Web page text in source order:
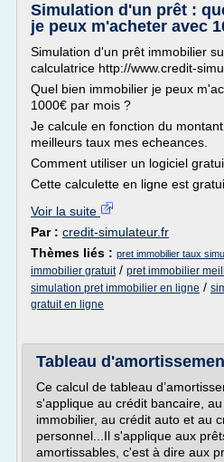
Simulation d'un prêt :
je peux m'acheter avec
Simulation d'un prêt immobilier
calculatrice http://www.credit-
Quel bien immobilier je peux
1000€ par mois ?
Je calcule en fonction du
meilleurs taux mes echeances.
Comment utiliser un logiciel
Cette calculette en ligne est
Voir la suite
Par : credit-simulateur.fr
Thèmes liés : pret immobilier taux
immobilier gratuit/ pret immobilier
simulation pret immobilier en ligne /
gratuit en ligne
Tableau
Ce calcul de tableau
s'applique au crédit bancaire,
immobilier, au crédit auto et au
personnel...Il s'applique aux
amortissables, c'est à dire aux